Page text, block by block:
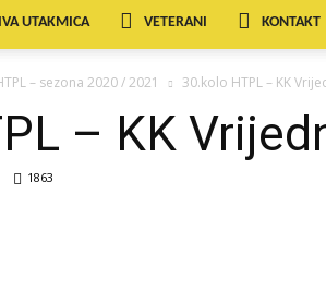
UTAKMICA VETERANI KONTAKT
– sezona 2020 / 2021 30.kolo HTPL – KK
– KK
1863